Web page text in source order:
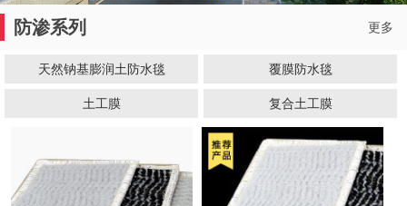
防渗系列 更多
天然钠基膨润土防水毯 覆膜防水毯
土工膜 复合土工膜